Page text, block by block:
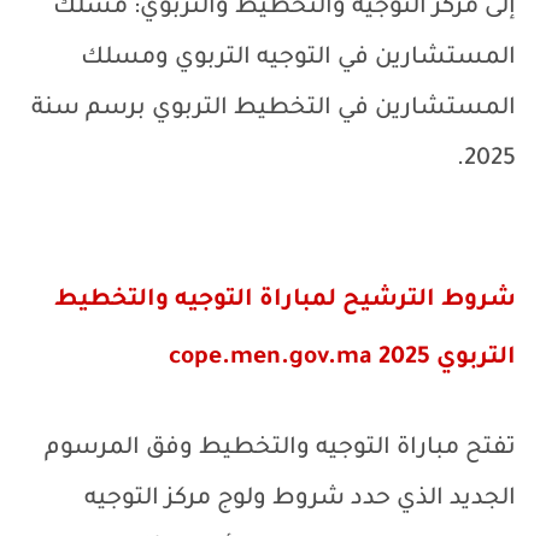
إلى مركز التوجيه والتخطيط والتربوي: مسلك
المستشارين في التوجيه التربوي ومسلك
المستشارين في التخطيط التربوي برسم سنة
2025.
شروط الترشيح لمباراة التوجيه والتخطيط
التربوي 2025 cope.men.gov.ma
تفتح مباراة التوجيه والتخطيط وفق المرسوم
الجديد الذي حدد شروط ولوج مركز التوجيه